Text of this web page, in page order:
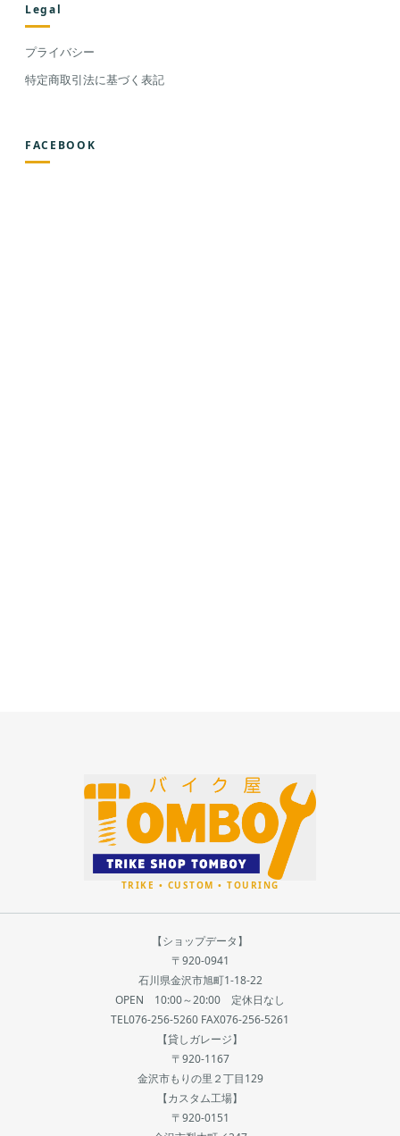
Legal
プライバシー
特定商取引法に基づく表記
FACEBOOK
【ショップデータ】
〒920-0941
石川県金沢市旭町1-18-22
OPEN 10:00～20:00 定休日なし
TEL076-256-5260 FAX076-256-5261
【貸しガレージ】
〒920-1167
金沢市もりの里２丁目129
【カスタム工場】
〒920-0151